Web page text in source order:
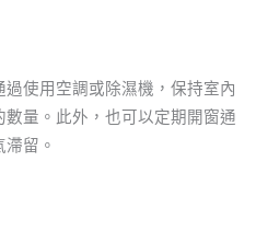
使用空調或除濕機，保持室內
量。此外，也可以定期開窗通
留。